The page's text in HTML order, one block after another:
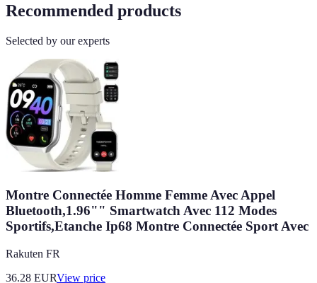
Recommended products
Selected by our experts
Montre Connectée Homme Femme Avec Appel
Bluetooth,1.96"" Smartwatch Avec 112 Modes
Sportifs,Etanche Ip68 Montre Connectée Sport Avec
Rakuten FR
36.28 EURView price